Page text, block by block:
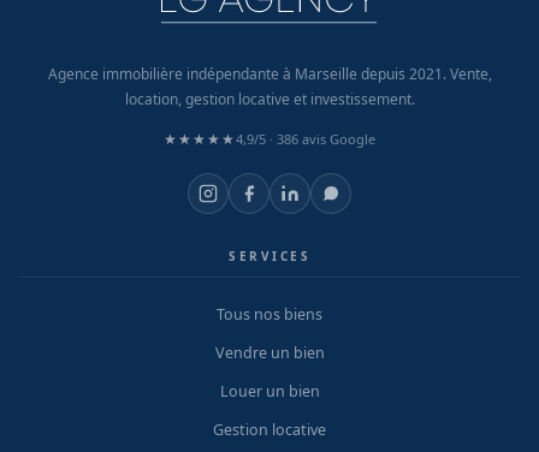
Agence immobilière indépendante à Marseille depuis 2021. Vente,
location, gestion locative et investissement.
★★★★★4,9/5 · 386 avis Google
SERVICES
Tous nos biens
Vendre un bien
Louer un bien
Gestion locative